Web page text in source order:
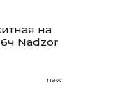
на
Nadzor
new